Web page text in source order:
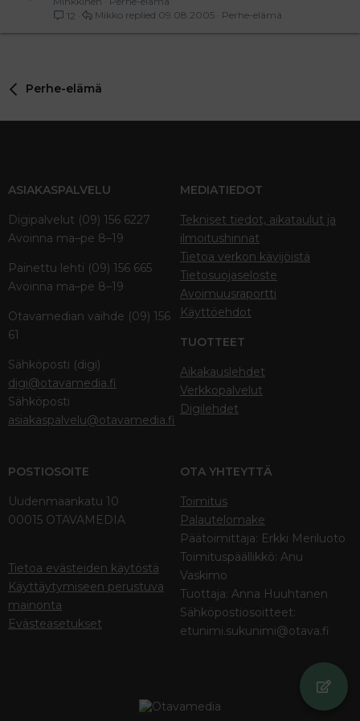
12
Perhe-elämä
09.08.2005
Mikko
Perhe-elämä
ASIAKASPALVELU
Digipalvelut (09) 156 6227
Avoinna ma–pe 8–19
Painettu lehti (09) 156 665
Avoinna ma–pe 8–19
Otavamedian vaihde (09) 156
61
Sähköposti (digi)
digi@otavamedia.fi
Sähköposti
asiakaspalvelu@otavamedia.fi
MEDIATIEDOT
Tekniset tiedot, aikataulut ja
ilmoitushinnat
Tietoa verkon kävijöistä
Tietosuojaseloste
Avoimuusraportti
Käyttöehdot
TUOTTEET
Aikakauslehdet
Verkkopalvelut
Digilehdet
POSTIOSOITE
Uudenmaankatu 10
00015 OTAVAMEDIA
Tietoa evästeiden käytöstä
Käyttäytymiseen perustuva
mainonta
Evästeasetukset
OTA YHTEYTTÄ
Toimitus
Palautelomake
Päätoimittaja: Erkki Meriluoto
Toimituspäällikkö: Anu
Vaskimo
Tuottaja: Anna Huuhtanen
Sähköpostiosoitteet:
etunimi.sukunimi@otava.fi